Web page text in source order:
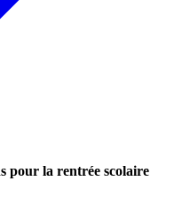
pour la rentrée scolaire